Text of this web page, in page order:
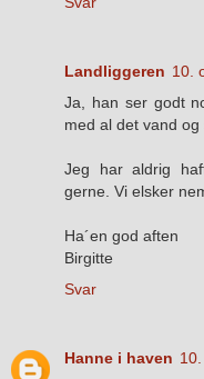
Landliggeren 10.
Ja, han ser godt
med al det vand
Jeg har aldrig
gerne. Vi elsker
Ha´en god aften
Birgitte
Svar
Hanne i haven